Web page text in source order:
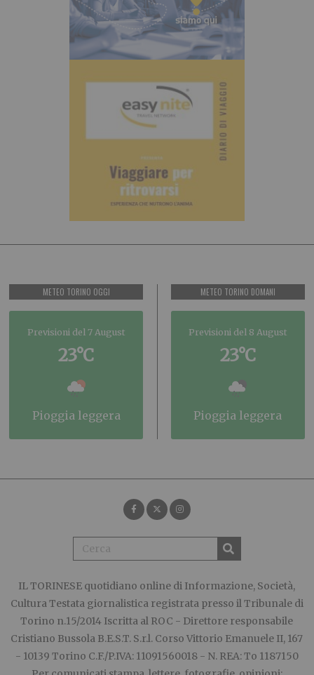
METEO TORINO OGGI
Previsioni del 7 August
23°C
pioggia leggera
METEO TORINO DOMANI
Previsioni del 8 August
23°C
pioggia leggera
IL TORINESE quotidiano online di Informazione, Società,
Cultura Testata giornalistica registrata presso il Tribunale di
Torino n.15/2014 Iscritta al ROC - Direttore responsabile
Cristiano Bussola B.E.S.T. S.r.l. Corso Vittorio Emanuele II, 167
- 10139 Torino C.F./P.IVA: 11091560018 - N. REA: To 1187150